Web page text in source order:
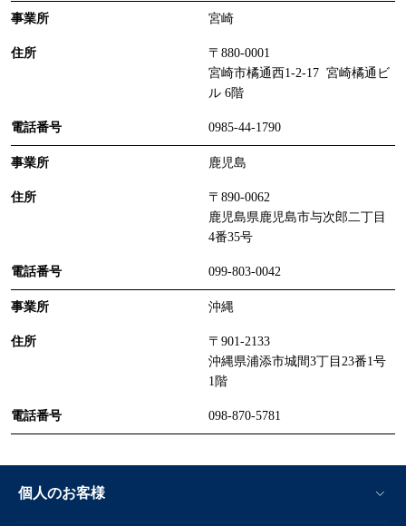
宮崎
〒880-0001
宮崎市橘通西1-2-17 宮崎橘通ビ
ル 6階
0985-44-1790
鹿児島
〒890-0062
鹿児島県鹿児島市与次郎二丁目
4番35号
099-803-0042
沖縄
〒901-2133
沖縄県浦添市城間3丁目23番1号
1階
098-870-5781
個人のお客様